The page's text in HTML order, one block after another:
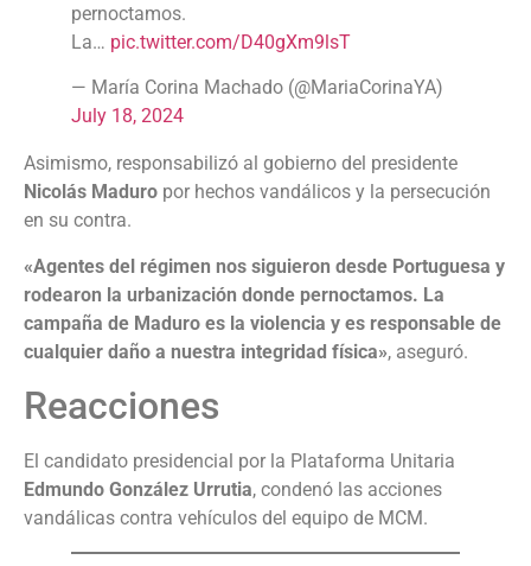
pernoctamos.
La… pic.twitter.com/D40gXm9lsT
— María Corina Machado (@MariaCorinaYA)
July 18, 2024
Asimismo, responsabilizó al gobierno del presidente
Nicolás Maduro por hechos vandálicos y la persecución
en su contra.
«Agentes del régimen nos siguieron desde Portuguesa y
rodearon la urbanización donde pernoctamos. La
campaña de Maduro es la violencia y es responsable de
cualquier daño a nuestra integridad física», aseguró.
Reacciones
El candidato presidencial por la Plataforma Unitaria
Edmundo González Urrutia, condenó las acciones
vandálicas contra vehículos del equipo de MCM.